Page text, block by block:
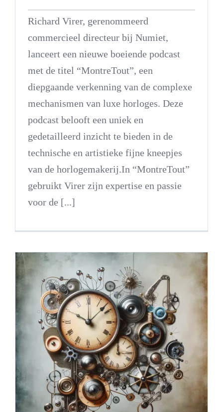
Richard Virer, gerenommeerd
commercieel directeur bij Numiet,
lanceert een nieuwe boeiende podcast
met de titel “MontreTout”, een
diepgaande verkenning van de complexe
mechanismen van luxe horloges. Deze
podcast belooft een uniek en
gedetailleerd inzicht te bieden in de
technische en artistieke fijne kneepjes
van de horlogemakerij.In “MontreTout”
gebruikt Virer zijn expertise en passie
voor de [...]